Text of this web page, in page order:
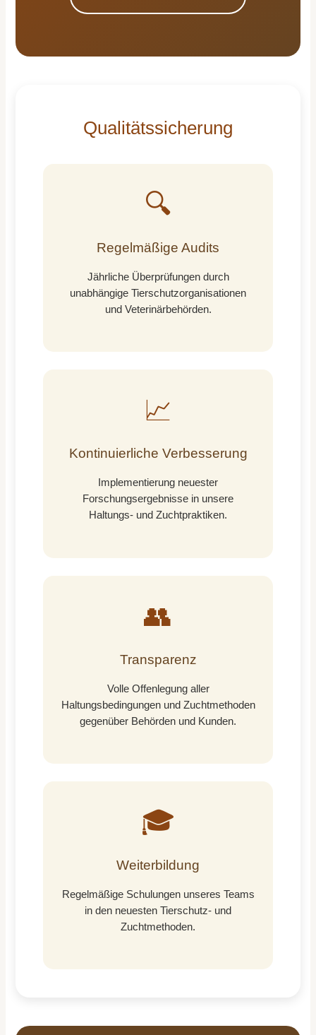
Qualitätssicherung
🔍
Regelmäßige Audits
Jährliche Überprüfungen durch
unabhängige Tierschutzorganisationen
und Veterinärbehörden.
📈
Kontinuierliche Verbesserung
Implementierung neuester
Forschungsergebnisse in unsere
Haltungs- und Zuchtpraktiken.
👥
Transparenz
Volle Offenlegung aller
Haltungsbedingungen und Zuchtmethoden
gegenüber Behörden und Kunden.
🎓
Weiterbildung
Regelmäßige Schulungen unseres Teams
in den neuesten Tierschutz- und
Zuchtmethoden.